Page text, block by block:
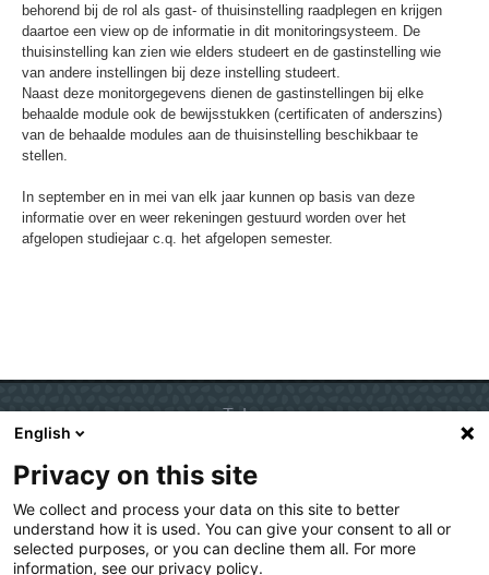
behorend bij de rol als gast- of thuisinstelling raadplegen en krijgen
daartoe een view op de informatie in dit monitoringsysteem. De
thuisinstelling kan zien wie elders studeert en de gastinstelling wie
van andere instellingen bij deze instelling studeert.
Naast deze monitorgegevens dienen de gastinstellingen bij elke
behaalde module ook de bewijsstukken (certificaten of anderszins)
van de behaalde modules aan de thuisinstelling beschikbaar te
stellen.
In september en in mei van elk jaar kunnen op basis van deze
informatie over en weer rekeningen gestuurd worden over het
afgelopen studiejaar c.q. het afgelopen semester.
Talen
English
Kies
Copyright 2016 - Kies op maat
English
Privacy on this site
We collect and process your data on this site to better
understand how it is used. You can give your consent to all or
selected purposes, or you can decline them all. For more
information, see our privacy policy.